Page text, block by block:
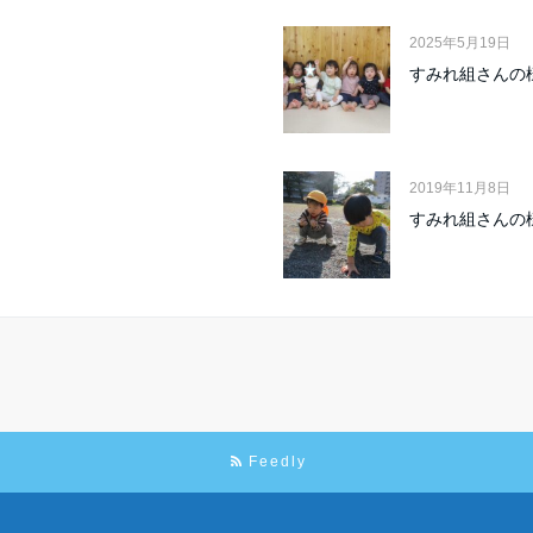
2025年5月19日
すみれ組さん
2019年11月8日
すみれ組さん
Feedly